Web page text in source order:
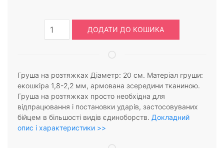
ДОДАТИ ДО КОШИКА
Груша на розтяжках Діаметр: 20 см. Матеріал груши:
екошкіра 1,8-2,2 мм, армована зсередини тканиною.
Груша на розтяжках просто необхідна для
відпрацювання і постановки ударів, застосовуваних
бійцем в більшості видів єдиноборств. Докладний
опис і характеристики >>